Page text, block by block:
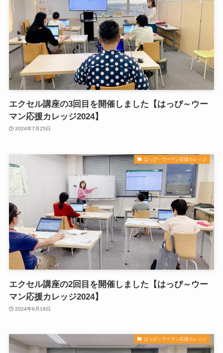
エクセル講座の3回目を開催しました【はっぴ～ウー
マン応援カレッジ2024】
2024年7月25日
はっぴ～ウーマン応援カレッジ
エクセル講座の2回目を開催しました【はっぴ～ウー
マン応援カレッジ2024】
2024年6月19日
はっぴ～ウーマン応援カレッジ